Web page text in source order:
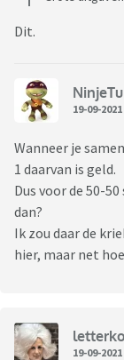
Dit.
19-09-2021
Wanneer je
1 daarvan is geld.
Dus voor de 50-
dan?
Ik zou daar de
hier, maar net
19-09-2021